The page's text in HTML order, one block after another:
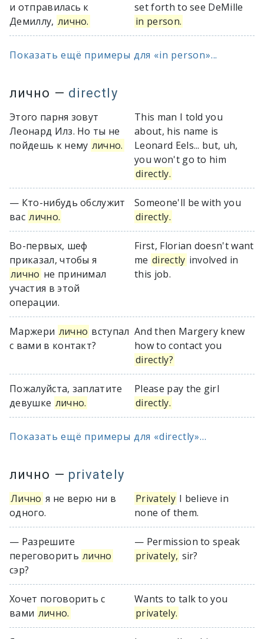
и отправилась к
Демиллу, лично.
set forth to see DeMille
in person.
Показать ещё примеры для «in person»...
лично — directly
Этого парня зовут
Леонард Илз. Но ты не
пойдешь к нему лично.
This man I told you
about, his name is
Leonard Eels... but, uh,
you won't go to him
directly.
— Кто-нибудь обслужит
вас лично.
Someone'll be with you
directly.
Во-первых, шеф
приказал, чтобы я
лично не принимал
участия в этой
операции.
First, Florian doesn't want
me directly involved in
this job.
Маржери лично вступал
с вами в контакт?
And then Margery knew
how to contact you
directly?
Пожалуйста, заплатите
девушке лично.
Please pay the girl
directly.
Показать ещё примеры для «directly»...
лично — privately
Лично я не верю ни в
одного.
Privately I believe in
none of them.
— Разрешите
переговорить лично
сэр?
— Permission to speak
privately, sir?
Хочет поговорить с
вами лично.
Wants to talk to you
privately.